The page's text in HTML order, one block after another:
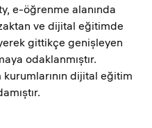
e-öğrenme alanında
ve dijital eğitimde
gittikçe genişleyen
odaklanmıştır.
dijital eğitim